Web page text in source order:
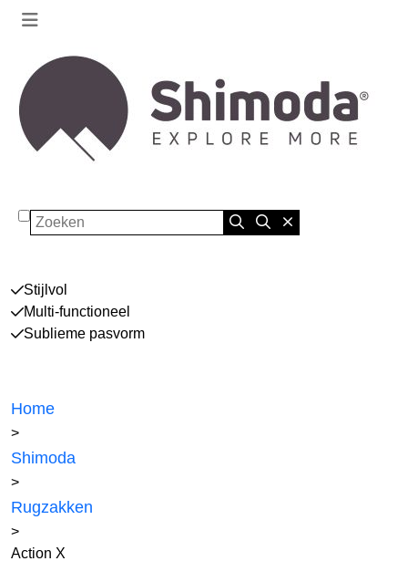
Zoeken
Stijlvol
Multi-functioneel
Sublieme pasvorm
Home
>
Shimoda
>
Rugzakken
>
Action X